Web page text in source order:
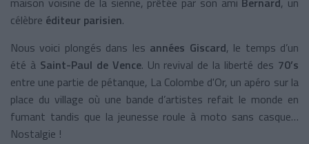
célèbre éditeur parisien.
Nous voici plongés dans les années Giscard, le temps d’un
été à Saint-Paul de Vence. Un revival de la liberté des 70’s
entre une partie de pétanque, La Colombe d'Or, un apéro sur la
place du village où une bande d’artistes refait le monde en
fumant tandis que la jeunesse roule à moto sans casque…
Nostalgie !